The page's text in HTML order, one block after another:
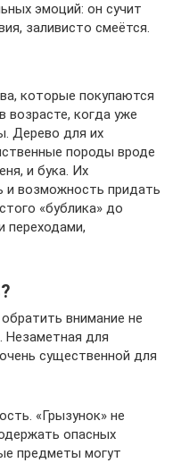
эмоций: он сучит
заливисто смеётся.
которые покупаются
возрасте, когда уже
Дерево для их
породы вроде
и бука. Их
и возможность придать
«бублика» до
переходами,
внимание не
Незаметная для
существенной для
«Грызунок» не
опасных
предметы могут